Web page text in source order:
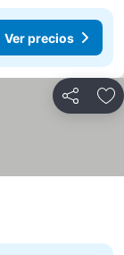
Ver precios
Compartir